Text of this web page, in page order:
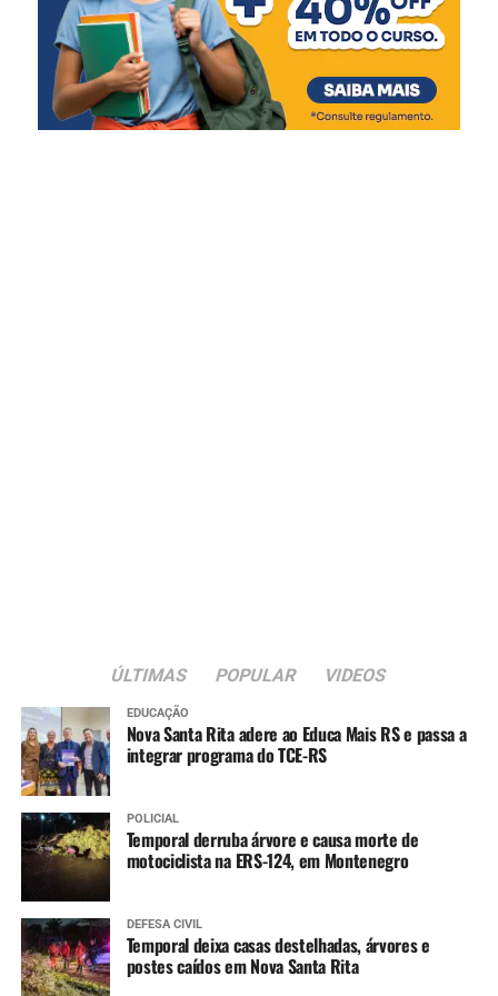
auxiliar as forças de
segurança no combate à
criminalidade, e,
consequentemente, na
ÚLTIMAS POPULAR VIDEOS
EDUCAÇÃO
Nova Santa Rita adere ao Educa Mais RS e passa a
integrar programa do TCE-RS
POLICIAL
Temporal derruba árvore e causa morte de
motociclista na ERS-124, em Montenegro
DEFESA CIVIL
Temporal deixa casas destelhadas, árvores e
postes caídos em Nova Santa Rita